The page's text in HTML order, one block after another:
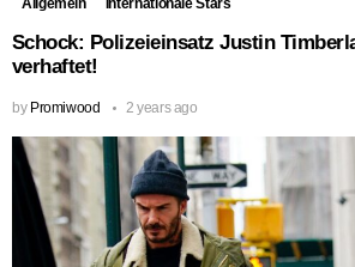
Allgemein Internationale Stars
Schock: Polizeieinsatz Justin
verhaftet!
by Promiwood 2 years ago